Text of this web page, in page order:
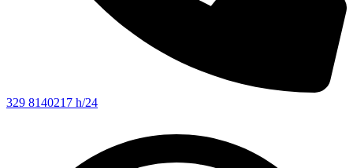
329 8140217 h/24